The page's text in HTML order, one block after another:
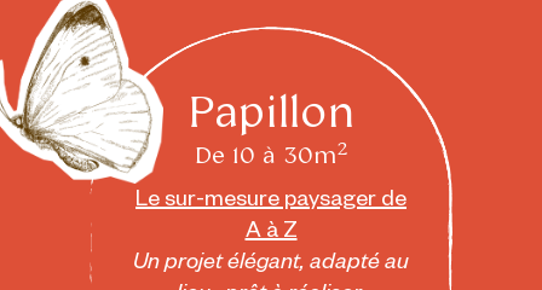
Papillon
De 10 à 30m2
Le sur-mesure paysager de
A à Z
Un projet élégant, adapté au